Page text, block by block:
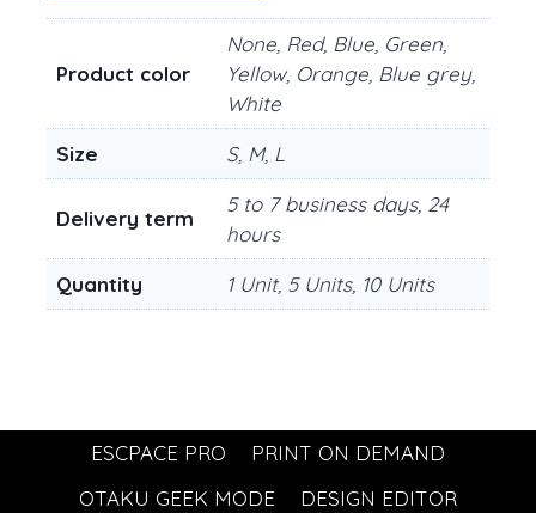
Product color
None, Red, Blue, Green,
Yellow, Orange, Blue grey,
White
Size
S, M, L
Delivery term
5 to 7 business days, 24
hours
Quantity
1 Unit, 5 Units, 10 Units
ESCPACE PRO
PRINT ON DEMAND
OTAKU GEEK MODE
DESIGN EDITOR